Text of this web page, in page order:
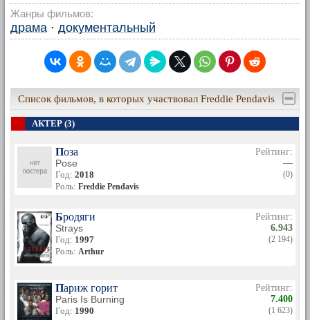
Жанры фильмов:
драма · документальный
Список фильмов, в которых участвовал Freddie Pendavis
АКТЕР (3)
Поза
Pose
Год: 2018
Роль: Freddie Pendavis
Рейтинг:
—
(0)
Бродяги
Strays
Год: 1997
Роль: Arthur
Рейтинг:
6.943
(2 194)
Париж горит
Paris Is Burning
Год: 1990
Рейтинг:
7.400
(1 623)